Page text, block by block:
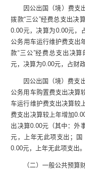
因公出国（境）费支
拨款“三公”经费总支出决
0.00元，决算为0.00元，
公务用车运行维护费支出
款“三公”经费 总支出决算
元，决算为0.00元，占财
因公出国（境）费支
公务用车购置费支出决算
车运行维护费支出决算较
费支出决算较上年增加
出决算0.00元（其中：外
元，
上年无此项支出；
0.00元， 上年无此项支出。
（二）一般公共预算